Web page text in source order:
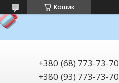
Кошик
+380 (68) 773-73-70
+380 (93) 773-73-70